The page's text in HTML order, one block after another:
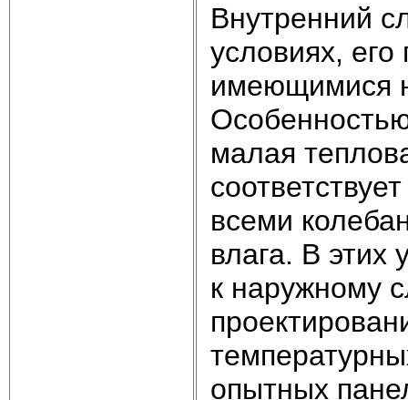
Внутренний
условиях, его
имеющимися
малая
всеми
влага. В этих
к наружному
опытных